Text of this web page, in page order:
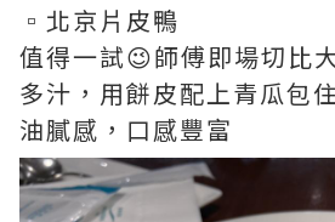
▫️北京片皮鴨
值得一試😉師傅即場切比
多汁，用餅皮配上青瓜包
油膩感，口感豐富